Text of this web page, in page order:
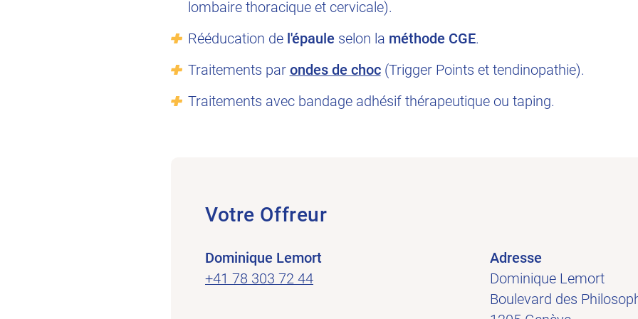
lombaire thoracique et cervicale).
Rééducation de l'épaule selon la méthode CGE.
Traitements par ondes de choc(Trigger Points et tendinopathie).
Traitements avec bandage adhésif thérapeutique ou taping.
Votre Offreur
Dominique Lemort
+41 78 303 72 44
Adresse
Dominique Lemort
Boulevard des